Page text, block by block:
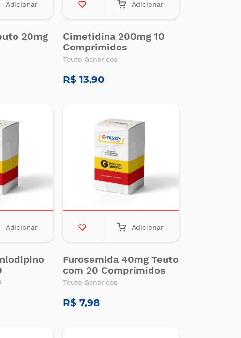
Adicionar
20mg
Adicionar
Cimetidina 200mg 10
Comprimidos
Teuto Genericos
R$ 13,90
Adicionar Adicionar
Furosemida 40mg Teuto
com 20 Comprimidos
Teuto Genericos
R$ 7,98